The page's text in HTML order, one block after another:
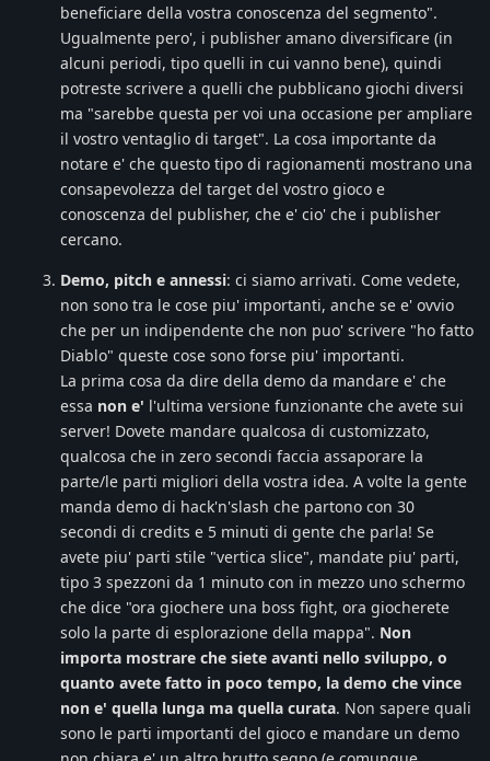
beneficiare della vostra conoscenza del segmento".
Ugualmente pero', i publisher amano diversificare (in
alcuni periodi, tipo quelli in cui vanno bene), quindi
potreste scrivere a quelli che pubblicano giochi diversi
ma "sarebbe questa per voi una occasione per ampliare
il vostro ventaglio di target". La cosa importante da
notare e' che questo tipo di ragionamenti mostrano una
consapevolezza del target del vostro gioco e
conoscenza del publisher, che e' cio' che i publisher
cercano.
Demo, pitch e annessi: ci siamo arrivati. Come vedete,
non sono tra le cose piu' importanti, anche se e' ovvio
che per un indipendente che non puo' scrivere "ho fatto
Diablo" queste cose sono forse piu' importanti.
La prima cosa da dire della demo da mandare e' che
essa non e' l'ultima versione funzionante che avete sui
server! Dovete mandare qualcosa di customizzato,
qualcosa che in zero secondi faccia assaporare la
parte/le parti migliori della vostra idea. A volte la gente
manda demo di hack'n'slash che partono con 30
secondi di credits e 5 minuti di gente che parla! Se
avete piu' parti stile "vertica slice", mandate piu' parti,
tipo 3 spezzoni da 1 minuto con in mezzo uno schermo
che dice "ora giochere una boss fight, ora giocherete
solo la parte di esplorazione della mappa". Non
importa mostrare che siete avanti nello sviluppo, o
quanto avete fatto in poco tempo, la demo che vince
non e' quella lunga ma quella curata. Non sapere quali
sono le parti importanti del gioco e mandare un demo